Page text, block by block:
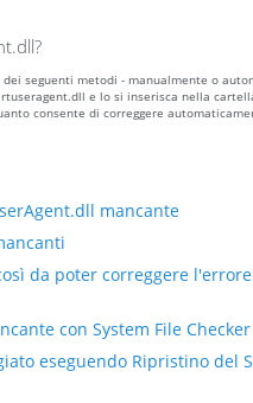
seguenti metodi - manualmente o
e lo si inserisca nella
consente di correggere
mancante
da poter correggere l'errore
con System File Checker
eseguendo Ripristino del